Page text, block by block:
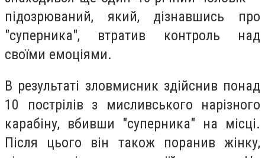
підозрюваний, який, дізнавшись про
"суперника", втратив контроль над
своїми емоціями.
В результаті зловмисник здійснив понад
10 пострілів з мисливського нарізного
карабіну, вбивши "суперника" на місці.
Після цього він також поранив жінку,